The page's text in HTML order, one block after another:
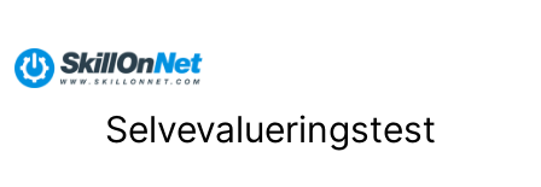
Selvevalueringstest